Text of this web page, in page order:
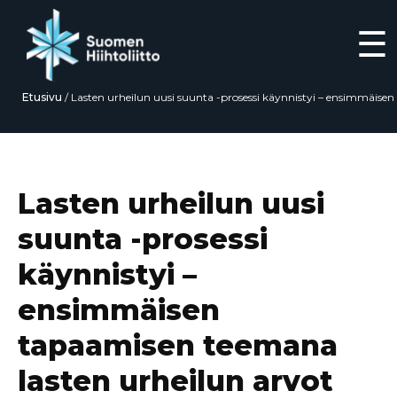
☰
Etusivu / Lasten urheilun uusi suunta -prosessi käynnistyi – ensimmäisen
Lasten urheilun uusi
suunta -prosessi
käynnistyi –
ensimmäisen
tapaamisen teemana
lasten urheilun arvot